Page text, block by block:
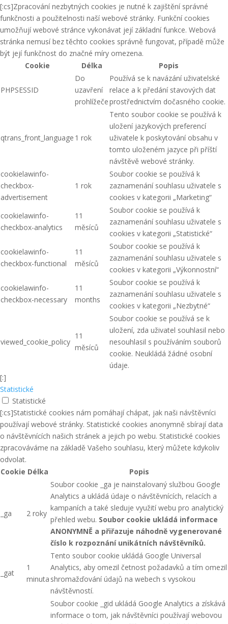
[:cs]Zpracování nezbytných cookies je nutné k zajištění správné
funkčnosti a použitelnosti naší webové stránky. Funkční cookies
umožňují webové stránce vykonávat její základní funkce. Webová
stránka nemusí bez těchto cookies správně fungovat, případě může
být její funkčnost do značné míry omezena.
Cookie
Délka Popis
PHPSESSID
Do
uzavření
prohlížeče
Používá se k navázání uživatelské
relace a k předání stavových dat
prostřednictvím dočasného cookie.
qtrans_front_language 1 rok
Tento soubor cookie se používá k
uložení jazykových preferencí
uživatele k poskytování obsahu v
tomto uloženém jazyce při příští
návštěvě webové stránky.
cookielawinfo-
checkbox-
advertisement
1 rok
Soubor cookie se používá k
zaznamenání souhlasu uživatele s
cookies v kategorii „Marketing“
cookielawinfo-
checkbox-analytics
11
měsíců
Soubor cookie se používá k
zaznamenání souhlasu uživatele s
cookies v kategorii „Statistické“
cookielawinfo-
checkbox-functional
11
měsíců
Soubor cookie se používá k
zaznamenání souhlasu uživatele s
cookies v kategorii „Výkonnostní“
cookielawinfo-
checkbox-necessary
11
months
Soubor cookie se používá k
zaznamenání souhlasu uživatele s
cookies v kategorii „Nezbytné“
viewed_cookie_policy
11
měsíců
Soubor cookie se používá se k
uložení, zda uživatel souhlasil nebo
nesouhlasil s používáním souborů
cookie. Neukládá žádné osobní
údaje.
[:]
Statistické
Statistické
[:cs]Statistické cookies nám pomáhají chápat, jak naši návštěvníci
používají webové stránky. Statistické cookies anonymně sbírají data
o návštěvnících našich stránek a jejich po webu. Statistické cookies
zpracováváme na základě Vašeho souhlasu, který můžete kdykoliv
odvolat.
Cookie Délka Popis
_ga 2 roky
Soubor cookie _ga je nainstalovaný službou Google
Analytics a ukládá údaje o návštěvnících, relacích a
kampaních a také sleduje využití webu pro analytický
přehled webu. Soubor cookie ukládá informace
ANONYMNĚ a přiřazuje náhodně vygenerované
číslo k rozpoznání unikátních návštěvníků.
_gat
1
minuta
Tento soubor cookie ukládá Google Universal
Analytics, aby omezil četnost požadavků a tím omezil
shromažďování údajů na webech s vysokou
návštěvností.
Soubor cookie _gid ukládá Google Analytics a získává
informace o tom, jak návštěvníci používají webovou